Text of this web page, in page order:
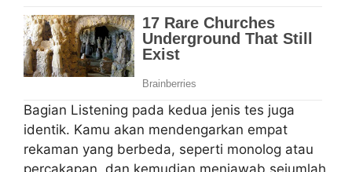
Bagian Listening pada kedua jenis tes juga
identik. Kamu akan mendengarkan empat
rekaman yang berbeda, seperti monolog atau
percakapan, dan kemudian menjawab sejumlah